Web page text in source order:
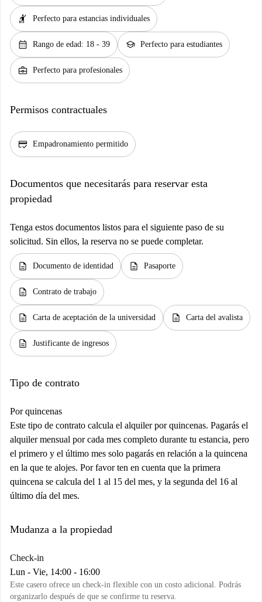
hail Perfecto para estancias individuales
calendar_month Rango de edad: 18 - 39 school Perfecto para estudiantes
business_center Perfecto para profesionales
Permisos contractuales
credit_score Empadronamiento permitido
Documentos que necesitarás para reservar esta
propiedad
Tenga estos documentos listos para el siguiente paso de su
solicitud. Sin ellos, la reserva no se puede completar.
description Documento de identidad description Pasaporte
description Contrato de trabajo
description Carta de aceptación de la universidad description Carta del avalista
description Justificante de ingresos
Tipo de contrato
Por quincenas
Este tipo de contrato calcula el alquiler por quincenas. Pagarás el
alquiler mensual por cada mes completo durante tu estancia, pero
el primero y el último mes solo pagarás en relación a la quincena
en la que te alojes. Por favor ten en cuenta que la primera
quincena se calcula del 1 al 15 del mes, y la segunda del 16 al
último día del mes.
Mudanza a la propiedad
Check-in
Lun - Vie, 14:00 - 16:00
Este casero ofrece un check-in flexible con un costo adicional. Podrás
organizarlo después de que se confirme tu reserva.